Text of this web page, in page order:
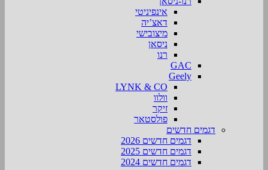
אינפיניטי
דאצ’יה
מיצובישי
ניסאן
רנו
GAC
Geely
LYNK & CO
וולוו
זיקר
פולסטאר
דגמים חדשים
דגמים חדשים 2026
דגמים חדשים 2025
דגמים חדשים 2024